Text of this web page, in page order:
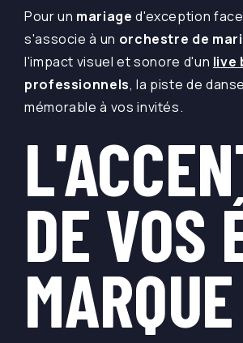
Pour un mariage d'exception
s'associe à un orchestre de
l'impact visuel et sonore d'un live
professionnels, la piste de
mémorable à vos invités.
DE VOS
MARQUE